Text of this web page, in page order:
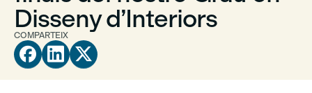
Disseny d’Interiors
COMPARTEIX
  